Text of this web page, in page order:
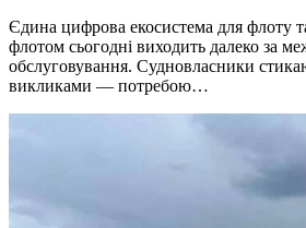
Єдина цифрова екосистема для флоту
флотом сьогодні виходить далеко за
обслуговування. Судновласники
викликами — потребою…